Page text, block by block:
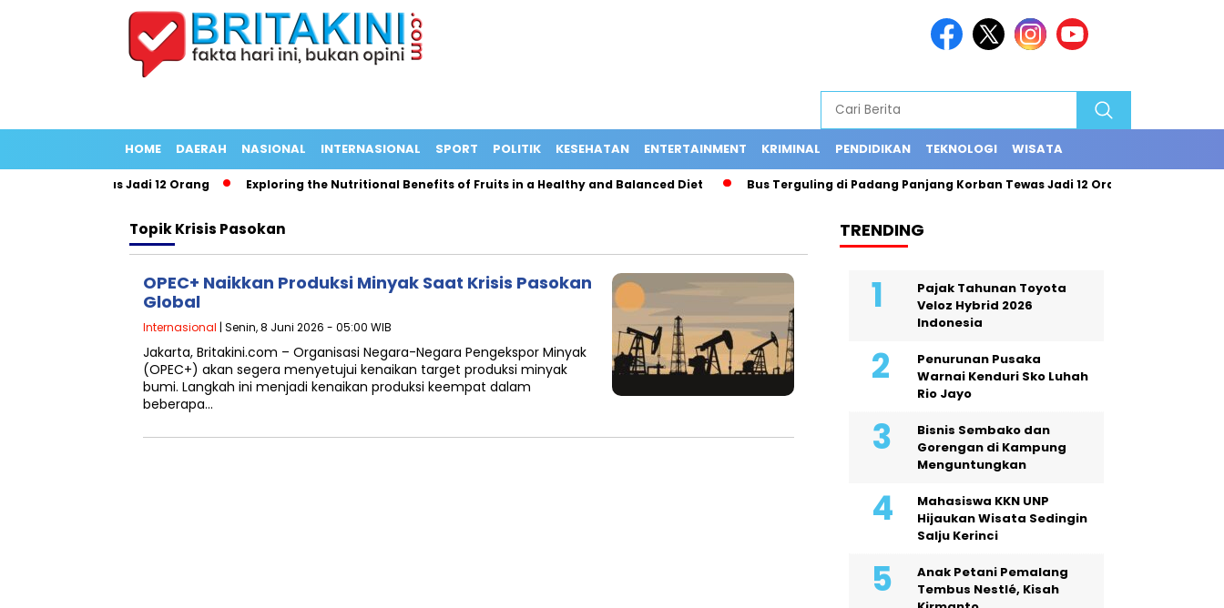
HOME DAERAH NASIONAL INTERNASIONAL SPORT POLITIK KESEHATAN ENTERTAINMENT KRIMINAL PENDIDIKAN TEKNOLOGI WISATA
Korban Tewas Jadi 12 Orang Exploring the Nutritional Benefits of Fruits in a Healthy and Balanced Diet Bus Terguling di Padang Panjang Korban Tewas Jadi 12 Orang
TopikKrisis Pasokan
OPEC+ Naikkan Produksi Minyak Saat Krisis Pasokan
Global
Internasional | Senin, 8 Juni 2026 - 05:00 WIB
Jakarta, Britakini.com – Organisasi Negara-Negara Pengekspor Minyak
(OPEC+) akan segera menyetujui kenaikan target produksi minyak
bumi. Langkah ini menjadi kenaikan produksi keempat dalam
beberapa…
TRENDING
Pajak Tahunan Toyota
Veloz Hybrid 2026
Indonesia
Penurunan Pusaka
Warnai Kenduri Sko Luhah
Rio Jayo
Bisnis Sembako dan
Gorengan di Kampung
Menguntungkan
Mahasiswa KKN UNP
Hijaukan Wisata Sedingin
Salju Kerinci
Anak Petani Pemalang
Tembus Nestlé, Kisah